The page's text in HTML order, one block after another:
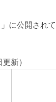
に公開され
新）